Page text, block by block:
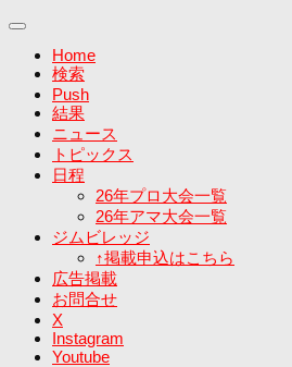
Home
検索
Push
結果
ニュース
トピックス
日程
26年プロ大会一覧
26年アマ大会一覧
ジムビレッジ
↑掲載申込はこちら
広告掲載
お問合せ
X
Instagram
Youtube